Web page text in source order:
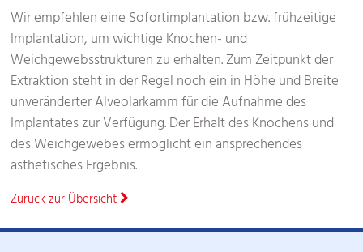
Wir empfehlen eine Sofortimplantation bzw. frühzeitige
Implantation, um wichtige Knochen- und
Weichgewebsstrukturen zu erhalten. Zum Zeitpunkt der
Extraktion steht in der Regel noch ein in Höhe und Breite
unveränderter Alveolarkamm für die Aufnahme des
Implantates zur Verfügung. Der Erhalt des Knochens und
des Weichgewebes ermöglicht ein ansprechendes
ästhetisches Ergebnis.
Zurück zur Übersicht